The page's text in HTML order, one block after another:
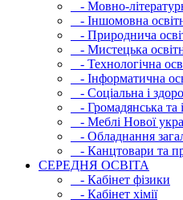
- Мовно-
- Iншомовна
- Природнича
- Мистецька
- Технологічна
- Інфopматична
- Соціальна і
- Громадянська та
- Меблі Нової
- Обладнання
- Канцтовари та
СЕРЕДНЯ ОСВIТА
- Кабінет фізики
- Кабінет хімії